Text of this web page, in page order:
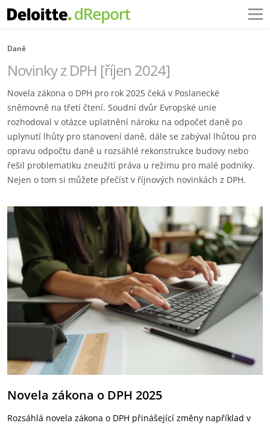
Daně
Novinky z DPH [říjen 2024]
Novela zákona o DPH pro rok 2025 čeká v Poslanecké
sněmovně na třetí čtení. Soudní dvůr Evropské unie
rozhodoval v otázce uplatnění nároku na odpočet daně po
uplynutí lhůty pro stanovení daně, dále se zabýval lhůtou pro
opravu odpočtu daně u rozsáhlé rekonstrukce budovy nebo
řešil problematiku zneužití práva u režimu pro malé podniky.
Nejen o tom si můžete přečíst v říjnových novinkách z DPH.
Novela zákona o DPH 2025
Rozsáhlá novela zákona o DPH přinášející změny například v